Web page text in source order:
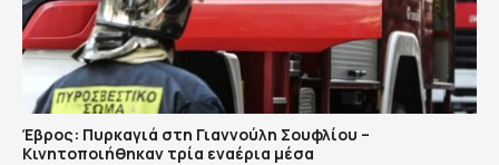
Έβρος: Πυρκαγιά στη Γιαννούλη Σουφλίου –
Κινητοποιήθηκαν τρία εναέρια μέσα